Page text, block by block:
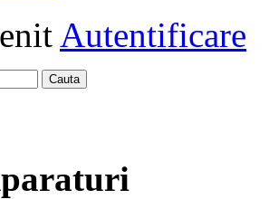
Autentificare